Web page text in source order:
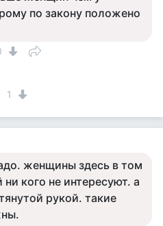
по закону положено
1
женщины здесь в том
кого не интересуют. а
рукой. такие